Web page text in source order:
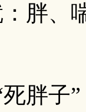
胖、
胖子